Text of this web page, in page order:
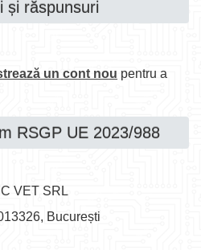
și răspunsuri
un cont nou pentru a
RSGP UE 2023/988
VET SRL
București